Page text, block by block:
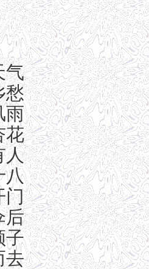
气
愁
雨
花
人
八
门
后
子
去